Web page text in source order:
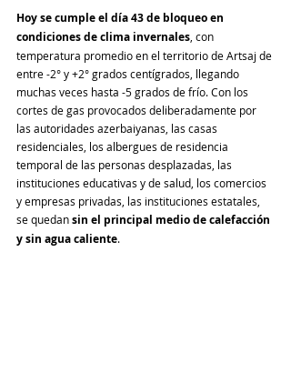
Hoy se cumple el día 43 de bloqueo en
condiciones de clima invernales , con
temperatura promedio en el territorio de Artsaj de
entre -2° y +2° grados centígrados, llegando
muchas veces hasta -5 grados de frío. Con los
cortes de gas provocados deliberadamente por
las autoridades azerbaiyanas, las casas
residenciales, los albergues de residencia
temporal de las personas desplazadas, las
instituciones educativas y de salud, los comercios
y empresas privadas, las instituciones estatales,
se quedan sin el principal medio de calefacción
y sin agua caliente.